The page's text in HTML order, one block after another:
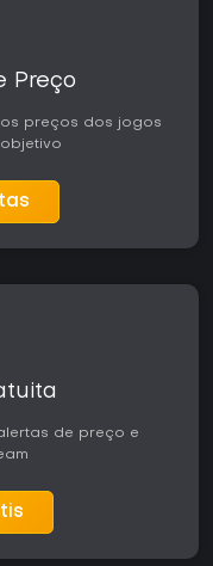
Preço
preços dos jogos
de preço e